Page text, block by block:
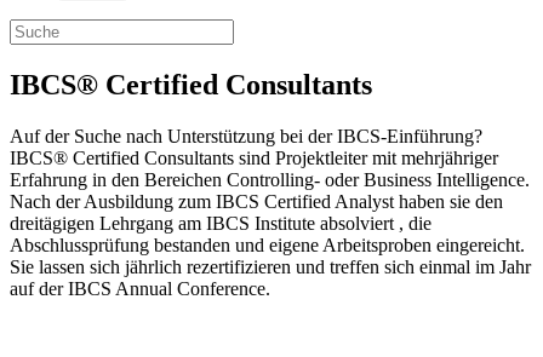
IBCS® Certified Consultants
Auf der Suche nach Unterstützung bei der IBCS-Einführung?
IBCS® Certified Consultants sind Projektleiter mit mehrjähriger
Erfahrung in den Bereichen Controlling- oder Business Intelligence.
Nach der Ausbildung zum IBCS Certified Analyst haben sie den
dreitägigen Lehrgang am IBCS Institute absolviert , die
Abschlussprüfung bestanden und eigene Arbeitsproben eingereicht.
Sie lassen sich jährlich rezertifizieren und treffen sich einmal im Jahr
auf der IBCS Annual Conference.